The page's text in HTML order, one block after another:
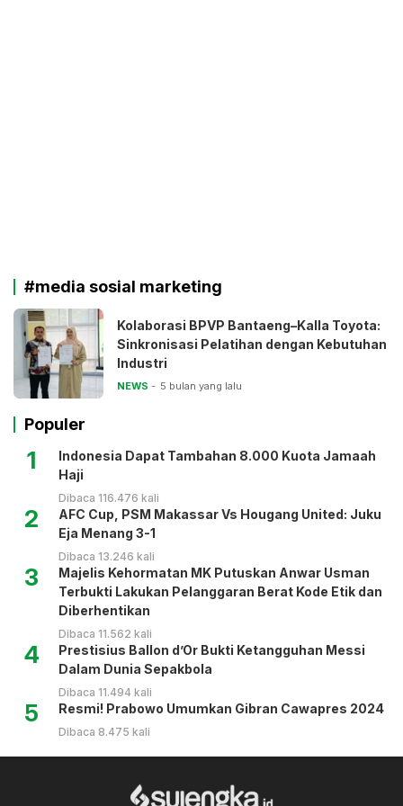
#media sosial marketing
Kolaborasi BPVP Bantaeng–Kalla Toyota:
Sinkronisasi Pelatihan dengan Kebutuhan
Industri
NEWS 5 bulan yang lalu
Populer
1
Indonesia Dapat Tambahan 8.000 Kuota Jamaah
Haji
Dibaca 116.476 kali
2
AFC Cup, PSM Makassar Vs Hougang United: Juku
Eja Menang 3-1
Dibaca 13.246 kali
3
Majelis Kehormatan MK Putuskan Anwar Usman
Terbukti Lakukan Pelanggaran Berat Kode Etik dan
Diberhentikan
Dibaca 11.562 kali
4
Prestisius Ballon d’Or Bukti Ketangguhan Messi
Dalam Dunia Sepakbola
Dibaca 11.494 kali
5 Resmi! Prabowo Umumkan Gibran Cawapres 2024
Dibaca 8.475 kali